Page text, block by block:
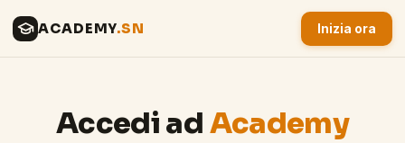
ACADEMY.SN Inizia ora
Accedi ad Academy